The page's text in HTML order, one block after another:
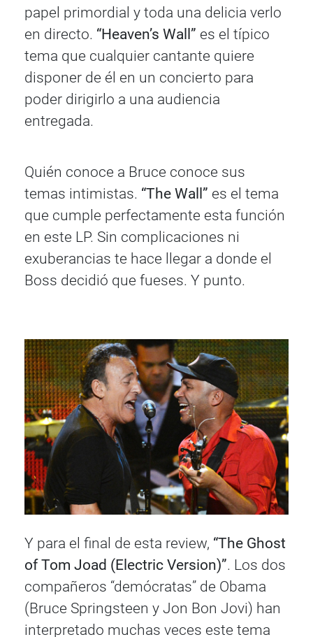
papel primordial y toda una delicia verlo
en directo. “Heaven’s Wall” es el típico
tema que cualquier cantante quiere
disponer de él en un concierto para
poder dirigirlo a una audiencia
entregada.
Quién conoce a Bruce conoce sus
temas intimistas. “The Wall” es el tema
que cumple perfectamente esta función
en este LP. Sin complicaciones ni
exuberancias te hace llegar a donde el
Boss decidió que fueses. Y punto.
Y para el final de esta review, “The Ghost
of Tom Joad (Electric Version)”. Los dos
compañeros “demócratas” de Obama
(Bruce Springsteen y Jon Bon Jovi) han
interpretado muchas veces este tema